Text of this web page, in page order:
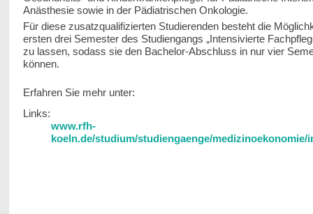
Anästhesie sowie in der Pädiatrischen Onkologie.
Für diese zusatzqualifizierten Studierenden besteht die
ersten drei Semester des Studiengangs „Intensivierte
zu lassen, sodass sie den Bachelor-Abschluss in nur vier
können.
Erfahren Sie mehr unter:
Links:
www.rfh-
koeln.de/studium/studiengaenge/